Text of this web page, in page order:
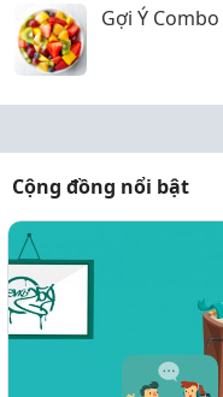
Gợi Ý
Cộng đồng nổi bật